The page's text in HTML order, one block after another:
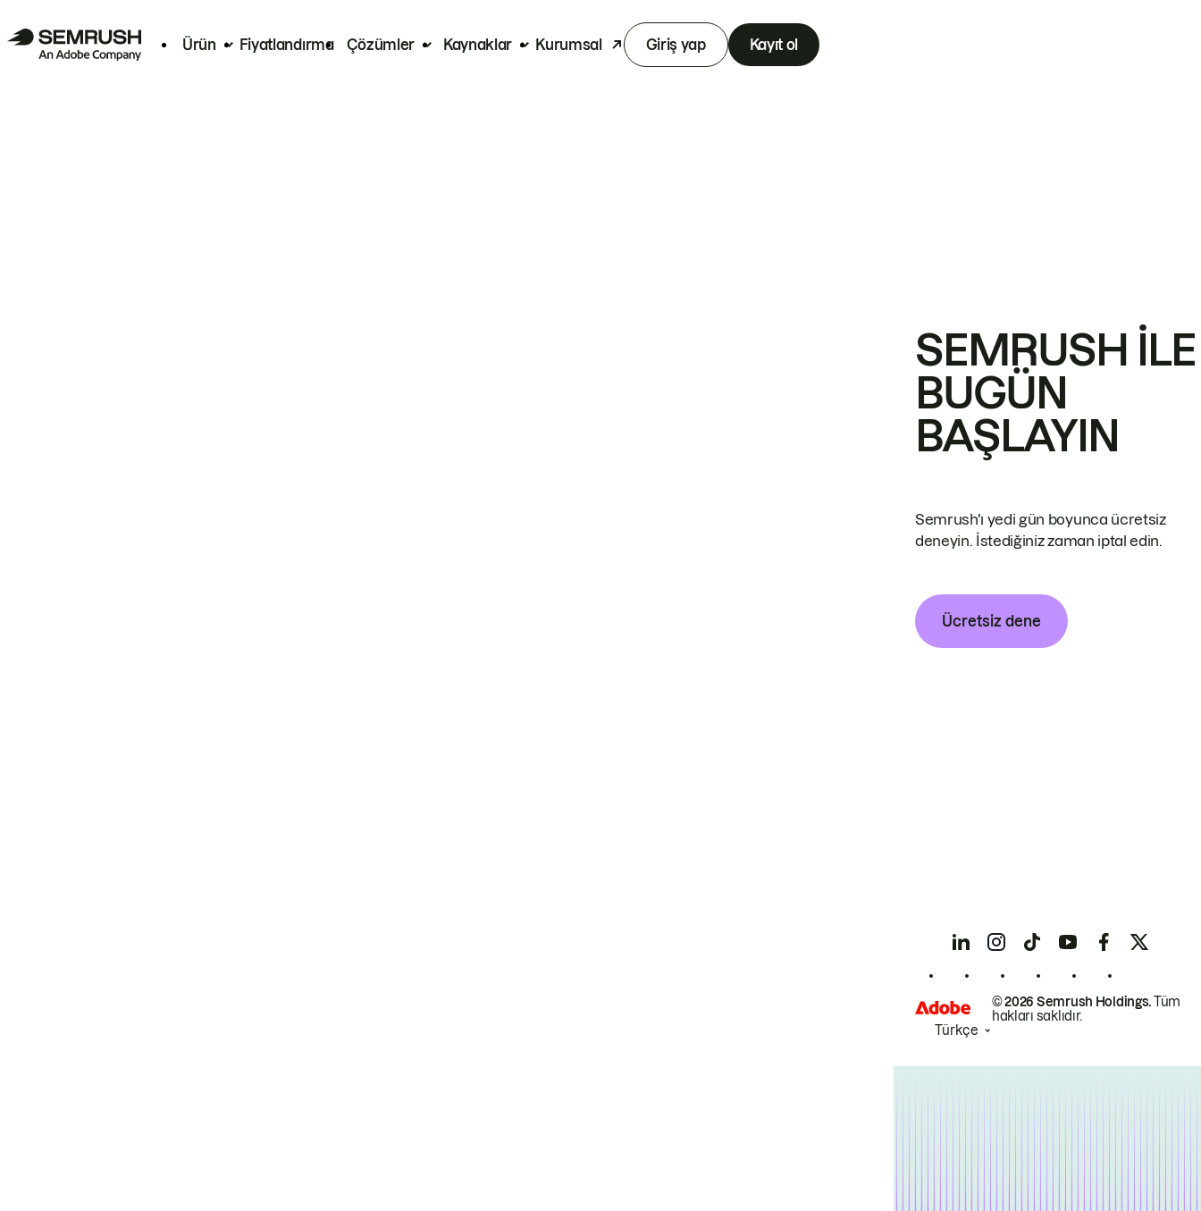
Ürün Fiyatlandırma Çözümler Kaynaklar Kurumsal Giriş yap Kayıt ol
SEMRUSH ILE
BUGÜN
BAŞLAYIN
Semrush'ı yedi gün boyunca ücretsiz
deneyin. İstediğiniz zaman iptal edin.
Ücretsiz dene
© 2026 Semrush Holdings.Tüm
hakları saklıdır.
Türkçe